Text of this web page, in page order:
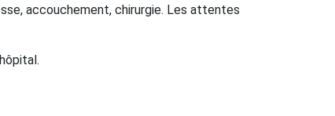
accouchement, chirurgie. Les attentes